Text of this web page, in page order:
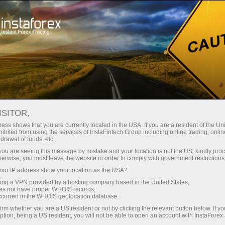
С InstaForex вы получаете
конкурентным возможностям:
кредитное плечо до 1:5000, одни
из лучших спредов и комиссий
на рынке, а также
привлекательные условия для
торговли акциями и индексами
Минимальные
Бонус 30%
на каждый депозит
Скорость
в трейдинге и на трассе
shows that you are currently located in the USA. If you are a resident of the
from using the services of InstaFintech Group including online trading,
of funds, etc.
are seeing this message by mistake and your location is not the US, kindly
you must leave the website in order to comply with government
IP address show your location as the USA?
a VPN provided by a hosting company based in the United States;
not have proper WHOIS records;
in the WHOIS geolocation database.
whether you are a US resident or not by clicking the relevant button below. If
being a US resident, you will not be able to open an account with InstaForex